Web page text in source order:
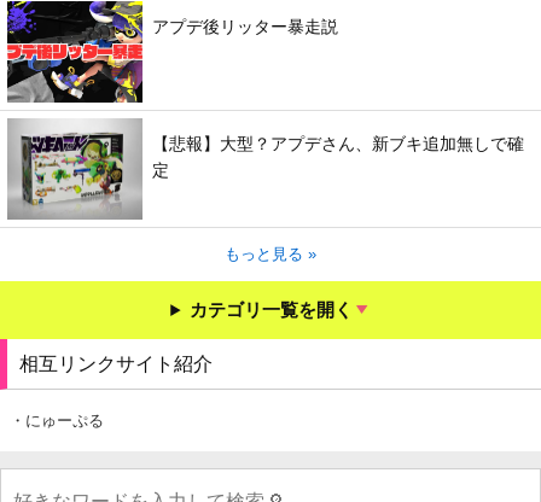
アプデ後リッター暴走説
【悲報】大型？アプデさん、新ブキ追加無しで確
定
もっと見る »
カテゴリ一覧を開く
相互リンクサイト紹介
・にゅーぷる